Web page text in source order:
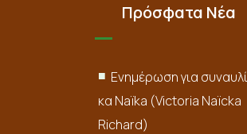
Πρόσφατα Νέα
Ενημέρωση για
κα Naïka (Victoria Naïcka
Richard)